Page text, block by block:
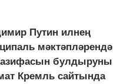
Путин илнең
мәктәпләрендә
булдыруны
Кремль сайтында